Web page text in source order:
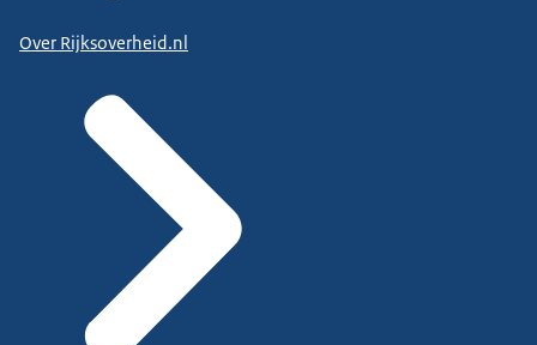
Over Rijksoverheid.nl